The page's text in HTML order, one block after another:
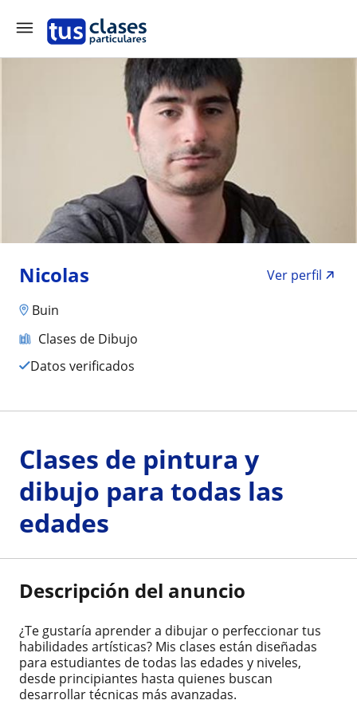
Nicolas
Ver perfil
Buin
Clases de Dibujo
Datos verificados
Clases de pintura y
dibujo para todas las
edades
Descripción del anuncio
¿Te gustaría aprender a dibujar o perfeccionar tus
habilidades artísticas? Mis clases están diseñadas
para estudiantes de todas las edades y niveles,
desde principiantes hasta quienes buscan
desarrollar técnicas más avanzadas.